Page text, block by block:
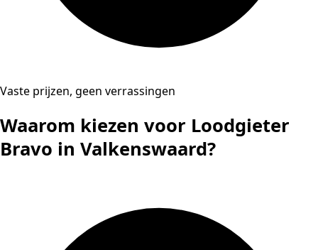
Vaste prijzen, geen verrassingen
Waarom kiezen voor Loodgieter
Bravo in Valkenswaard?